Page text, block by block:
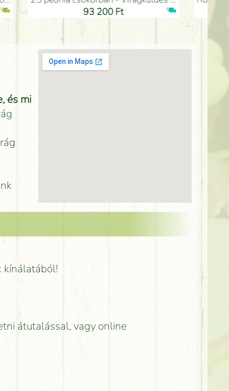
93 200 Ft
és mi
kínálatából!
átutalással, vagy online